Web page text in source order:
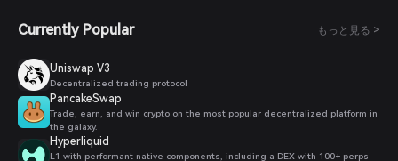
Currently Popular もっと見る >
Uniswap V3
Decentralized trading protocol
PancakeSwap
Trade, earn, and win crypto on the most popular decentralized platform in
the galaxy.
Hyperliquid
L1 with performant native components, including a DEX with 100+ perps